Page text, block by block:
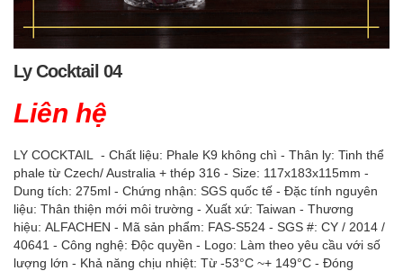
Ly Cocktail 04
Liên hệ
LY COCKTAIL - Chất liệu: Phale K9 không chì - Thân ly: Tinh thể
phale từ Czech/ Australia + thép 316 - Size: 117x183x115mm -
Dung tích: 275ml - Chứng nhận: SGS quốc tế - Đặc tính nguyên
liệu: Thân thiện mới môi trường - Xuất xứ: Taiwan - Thương
hiệu: ALFACHEN - Mã sản phẩm: FAS-S524 - SGS #: CY / 2014 /
40641 - Công nghệ: Độc quyền - Logo: Làm theo yêu cầu với số
lượng lớn - Khả năng chịu nhiệt: Từ -53°C ~+ 149°C - Đóng